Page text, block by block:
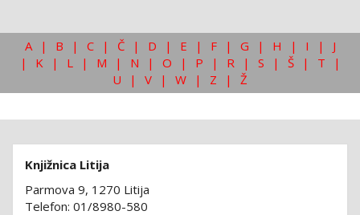
A | B | C | Č | D | E | F | G | H | I |
J
|
K | L | M | N | O | P | R | S | Š | T
|
U
| V | W | Z | Ž
Knjižnica Litija
Parmova 9, 1270 Litija
Telefon: 01/8980-580